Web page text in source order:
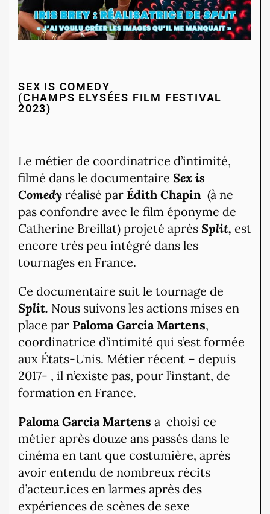
SEX IS COMEDY
(CHAMPS ELYSÉES FILM FESTIVAL
2023)
Le métier de coordinatrice d’intimité,
filmé dans le documentaire Sex is
Comedy réalisé par Édith Chapin (à ne
pas confondre avec le film éponyme de
Catherine Breillat) projeté après Split, est
encore très peu intégré dans les
tournages en France.
Ce documentaire suit le tournage de
Split. Nous suivons les actions mises en
place par Paloma Garcia Martens,
coordinatrice d’intimité qui s’est formée
aux États-Unis. Métier récent – depuis
2017- , il n’existe pas, pour l’instant, de
formation en France.
Paloma Garcia Martens a choisi ce
métier après douze ans passés dans le
cinéma en tant que costumière, après
avoir entendu de nombreux récits
d’acteur.ices en larmes après des
expériences de scènes de sexe